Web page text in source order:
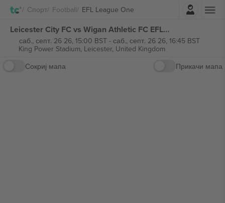
Спорт Football EFL League OneНајави се
Leicester City FC vs Wigan Athletic FC EFL League One билети
саб., септ. 26 26, 15:00 BST- саб., септ. 26 26, 16:45 BST
King Power Stadium, Leicester, United Kingdom
Сокриј мапа
Прикачи мапа